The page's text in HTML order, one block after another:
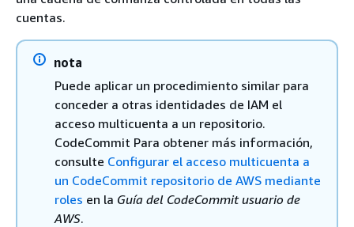
cuentas.
nota
Puede aplicar un procedimiento similar para
conceder a otras identidades de IAM el
acceso multicuenta a un repositorio.
CodeCommit Para obtener más información,
consulte Configurar el acceso multicuenta a
un CodeCommit repositorio de AWS mediante
roles en la Guía del CodeCommit usuario de
AWS.